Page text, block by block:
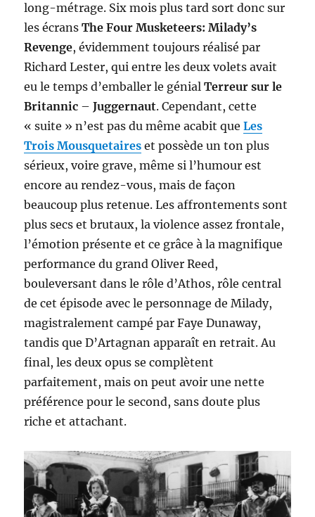
long-métrage. Six mois plus tard sort donc sur
les écransThe Four Musketeers: Milady’s
Revenge, évidemment toujours réalisé par
Richard Lester, qui entre les deux volets avait
eu le temps d’emballer le génialTerreur sur le
Britannic –Juggernaut. Cependant, cette
« suite » n’est pas du même acabit queLes
Trois Mousquetaires et possède un ton plus
sérieux, voire grave, même si l’humour est
encore au rendez-vous, mais de façon
beaucoup plus retenue. Les affrontements sont
plus secs et brutaux, la violence assez frontale,
l’émotion présente et ce grâce à la magnifique
performance du grand Oliver Reed,
bouleversant dans le rôle d’Athos, rôle central
de cet épisode avec le personnage de Milady,
magistralement campé par Faye Dunaway,
tandis que D’Artagnan apparaît en retrait. Au
final, les deux opus se complètent
parfaitement, mais on peut avoir une nette
préférence pour le second, sans doute plus
riche et attachant.